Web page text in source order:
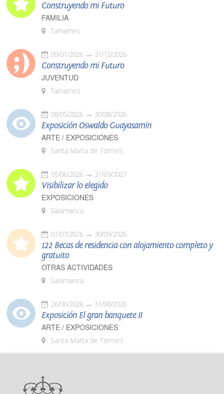
Construyendo mi Futuro
FAMILIA
Tamames
09/01/2026 31/12/2026
Construyendo mi Futuro
JUVENTUD
Tamames
08/05/2026 30/08/2026
Exposición Oswaldo Guayasamín
ARTE / EXPOSICIONES
Santa Marta de Tormes
05/06/2026 31/03/2027
Visibilizar lo elegido
EXPOSICIONES
Salamanca
01/07/2026 30/09/2026
122 Becas de residencia con alojamiento completo y
gratuito
OTRAS ACTIVIDADES
Salamanca
26/06/2026 31/08/2026
Exposición El gran banquete II
ARTE / EXPOSICIONES
Santa Marta de Tormes